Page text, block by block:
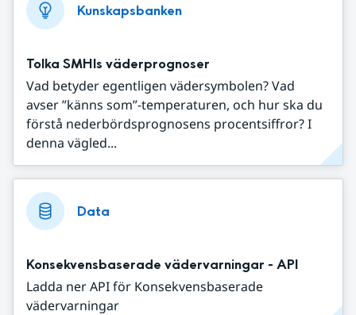
Kunskapsbanken
Tolka SMHIs väderprognoser
Vad betyder egentligen vädersymbolen? Vad
avser ”känns som”-temperaturen, och hur ska du
förstå nederbördsprognosens procentsiffror? I
denna vägled...
Data
Konsekvensbaserade vädervarningar - API
Ladda ner API för Konsekvensbaserade
vädervarningar